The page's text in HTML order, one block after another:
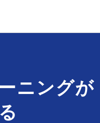
ニングが